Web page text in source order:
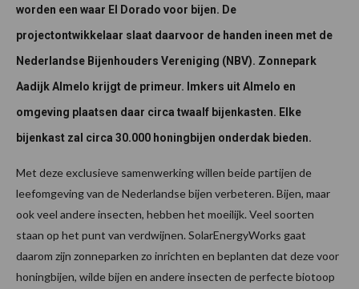
worden een waar El Dorado voor bijen. De
projectontwikkelaar slaat daarvoor de handen ineen met de
Nederlandse Bijenhouders Vereniging (NBV). Zonnepark
Aadijk Almelo krijgt de primeur. Imkers uit Almelo en
omgeving plaatsen daar circa twaalf bijenkasten. Elke
bijenkast zal circa 30.000 honingbijen onderdak bieden.
Met deze exclusieve samenwerking willen beide partijen de
leefomgeving van de Nederlandse bijen verbeteren. Bijen, maar
ook veel andere insecten, hebben het moeilijk. Veel soorten
staan op het punt van verdwijnen. SolarEnergyWorks gaat
daarom zijn zonneparken zo inrichten en beplanten dat deze voor
honingbijen, wilde bijen en andere insecten de perfecte biotoop